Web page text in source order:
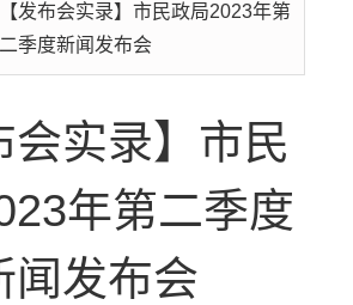
【发布会实录】市民政局2023年第
二季度新闻发布会
会实录】市民
年第二季度
闻发布会